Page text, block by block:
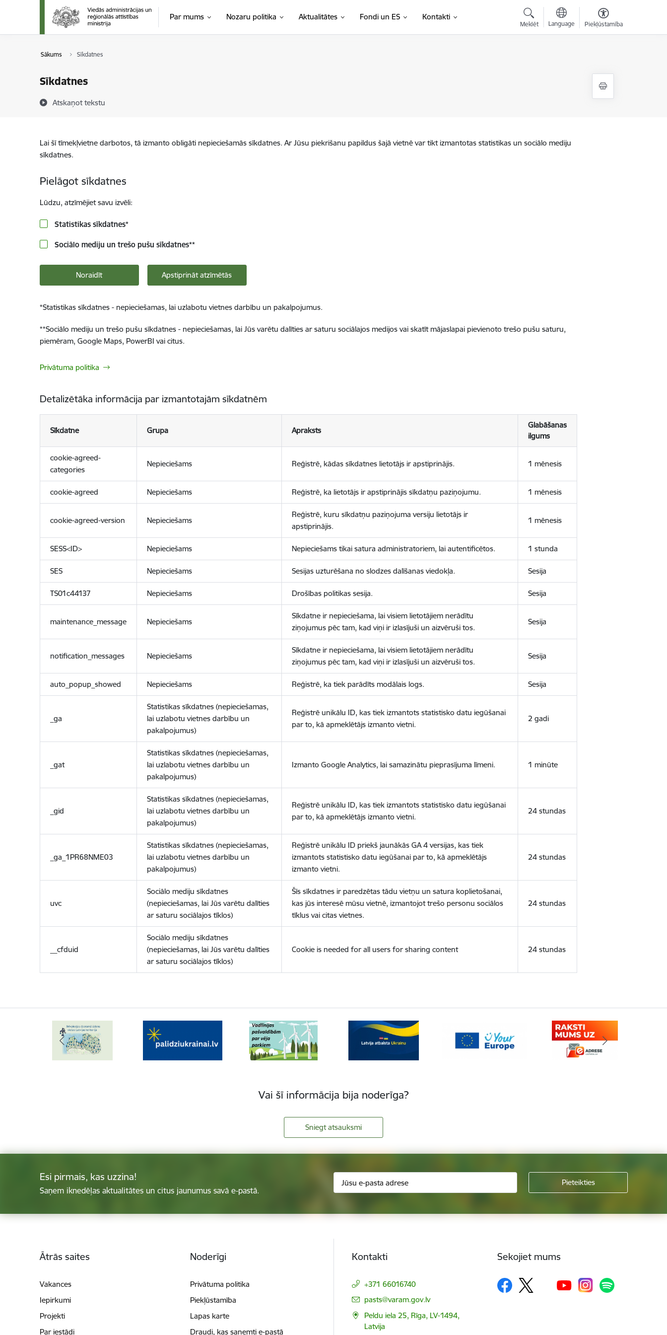
Pāriet uz lapas saturu
Par mums Nozaru politika Aktualitātes Fondi un ES Kontakti
Meklēt Language Piekļūstamība
Sākums Sīkdatnes
Sīkdatnes
Atskaņot tekstu
Lai šī tīmekļvietne darbotos, tā izmanto obligāti nepieciešamās sīkdatnes. Ar Jūsu piekrišanu papildus šajā vietnē var tikt izmantotas statistikas un sociālo mediju
sīkdatnes.
Pielāgot sīkdatnes
Lūdzu, atzīmējiet savu izvēli:
Statistikas sīkdatnes*
Sociālo mediju un trešo pušu sīkdatnes**
Noraidīt Apstiprināt atzīmētās
*Statistikas sīkdatnes - nepieciešamas, lai uzlabotu vietnes darbību un pakalpojumus.
**Sociālo mediju un trešo pušu sīkdatnes - nepieciešamas, lai Jūs varētu dalīties ar saturu sociālajos medijos vai skatīt mājaslapai pievienoto trešo pušu saturu,
piemēram, Google Maps, PowerBI vai citus.
Privātuma politika
Detalizētāka informācija par izmantotajām sīkdatnēm
Sīkdatne Grupa Apraksts
Glabāšanas
ilgums
cookie-agreed-
categories
Nepieciešams Reģistrē, kādas sīkdatnes lietotājs ir apstiprinājis. 1 mēnesis
cookie-agreed Nepieciešams Reģistrē, ka lietotājs ir apstiprinājis sīkdatņu paziņojumu. 1 mēnesis
cookie-agreed-version Nepieciešams
Reģistrē, kuru sīkdatņu paziņojuma versiju lietotājs ir
apstiprinājis.
1 mēnesis
SESS<ID> Nepieciešams Nepieciešams tikai satura administratoriem, lai autentificētos. 1 stunda
SES Nepieciešams Sesijas uzturēšana no slodzes dalīšanas viedokļa. Sesija
TS01c44137 Nepieciešams Drošības politikas sesija. Sesija
maintenance_message Nepieciešams
Sīkdatne ir nepieciešama, lai visiem lietotājiem nerādītu
ziņojumus pēc tam, kad viņi ir izlasījuši un aizvēruši tos.
Sesija
notification_messages Nepieciešams
Sīkdatne ir nepieciešama, lai visiem lietotājiem nerādītu
ziņojumus pēc tam, kad viņi ir izlasījuši un aizvēruši tos.
Sesija
auto_popup_showed Nepieciešams Reģistrē, ka tiek parādīts modālais logs. Sesija
_ga
Statistikas sīkdatnes (nepieciešamas,
lai uzlabotu vietnes darbību un
pakalpojumus)
Reģistrē unikālu ID, kas tiek izmantots statistisko datu iegūšanai
par to, kā apmeklētājs izmanto vietni.
2 gadi
_gat
Statistikas sīkdatnes (nepieciešamas,
lai uzlabotu vietnes darbību un
pakalpojumus)
Izmanto Google Analytics, lai samazinātu pieprasījuma līmeni. 1 minūte
_gid
Statistikas sīkdatnes (nepieciešamas,
lai uzlabotu vietnes darbību un
pakalpojumus)
Reģistrē unikālu ID, kas tiek izmantots statistisko datu iegūšanai
par to, kā apmeklētājs izmanto vietni.
24 stundas
_ga_1PR68NME03
Statistikas sīkdatnes (nepieciešamas,
lai uzlabotu vietnes darbību un
pakalpojumus)
Reģistrē unikālu ID priekš jaunākās GA 4 versijas, kas tiek
izmantots statistisko datu iegūšanai par to, kā apmeklētājs
izmanto vietni.
24 stundas
uvc
Sociālo mediju sīkdatnes
(nepieciešamas, lai Jūs varētu dalīties
ar saturu sociālajos tīklos)
Šīs sīkdatnes ir paredzētas tādu vietņu un satura koplietošanai,
kas jūs interesē mūsu vietnē, izmantojot trešo personu sociālos
tīklus vai citas vietnes.
24 stundas
__cfduid
Sociālo mediju sīkdatnes
(nepieciešamas, lai Jūs varētu dalīties
ar saturu sociālajos tīklos)
Cookie is needed for all users for sharing content 24 stundas
Vai šī informācija bija noderīga?
Sniegt atsauksmi
Esi pirmais, kas uzzina!
Saņem iknedēļas aktualitātes un citus jaunumus savā e-pastā.
Ātrās saites
Vakances
Iepirkumi
Projekti
Par iestādi
Noderīgi
Privātuma politika
Piekļūstamība
Lapas karte
Draudi, kas saņemti e-pastā
Kontakti
+371 66016740
E-pasts:
pasts@varam.gov.lv
Peldu iela 25, Rīga, LV-1494,
Latvija
Sekojiet mums